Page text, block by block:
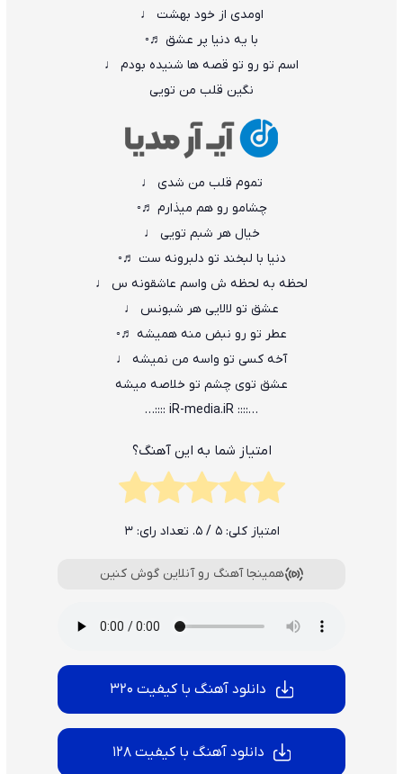
اومدی از خود بهشت ♩
با یه دنیا پر عشق ♬◦
اسم تو رو تو قصه ها شنیده بودم ♩
نگین قلب من تویی
تموم قلب من شدی ♩
چشامو رو هم میذارم ♬◦
خیال هر شبم تویی ♩
دنیا با لبخند تو دلبرونه ست ♬◦
لحظه به لحظه ش واسم عاشقونه س ♩
عشق تو لالایی هر شبونس ♩
عطر تو رو نبض منه همیشه ♬◦
آخه کسی تو واسه من نمیشه ♩
عشق توی چشم تو خلاصه میشه
…:::: iR-media.iR ::::…
امتیاز شما به این آهنگ؟
امتیاز کلی:5 / 5. تعداد رای: 3
همینجا آهنگ رو آنلاین گوش کنین
دانلود آهنگ با کیفیت 320
دانلود آهنگ با کیفیت 128